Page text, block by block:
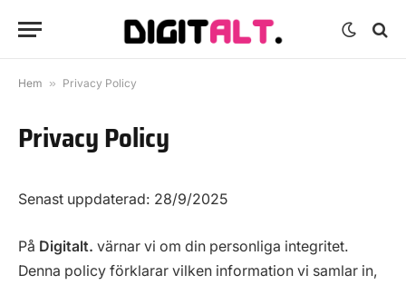
Hem » Privacy Policy
Privacy Policy
Senast uppdaterad: 28/9/2025
På Digitalt. värnar vi om din personliga integritet.
Denna policy förklarar vilken information vi samlar in,